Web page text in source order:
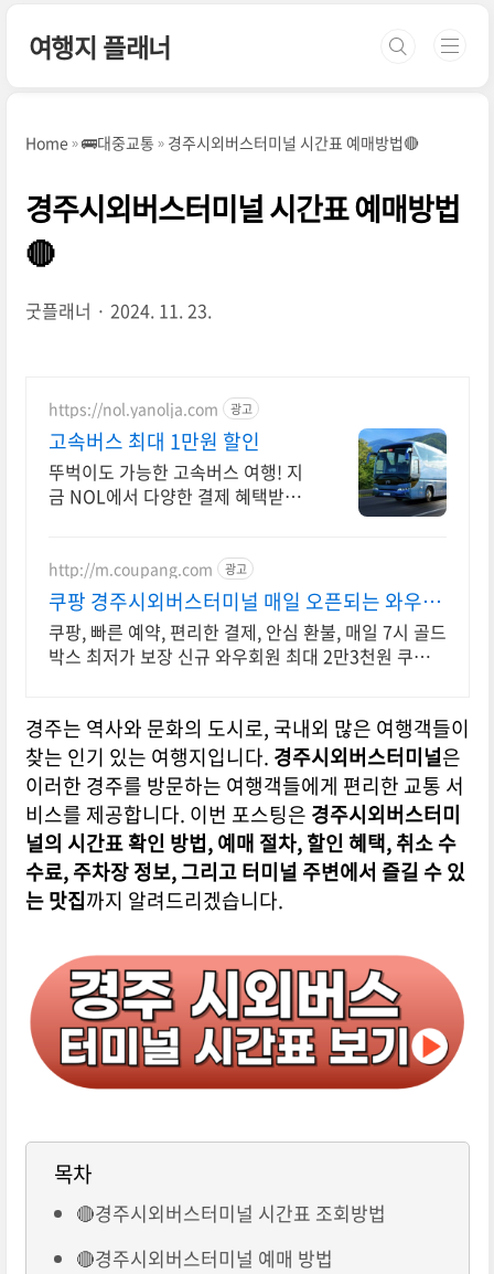
여행지 플래너
Home 🚌대중교통 경주시외버스터미널 시간표 예매방법🔴
경주시외버스터미널 시간표 예매방법
🔴
굿플래너 2024. 11. 23.
https://nol.yanolja.com 광고
고속버스 최대 1만원 할인
뚜벅이도 가능한 고속버스 여행! 지
금 NOL에서 다양한 결제 혜택받고
http://m.coupang.com 광고
쿠팡 경주시외버스터미널 매일 오픈되는 와우회
원 특가
쿠팡, 빠른 예약, 편리한 결제, 안심 환불, 매일 7시 골드
박스 최저가 보장 신규 와우회원 최대 2만3천원 쿠폰팩
경주는 역사와 문화의 도시로, 국내외 많은 여행객들이
찾는 인기 있는 여행지입니다. 경주시외버스터미널은
이러한 경주를 방문하는 여행객들에게 편리한 교통 서
비스를 제공합니다. 이번 포스팅은 경주시외버스터미
널의 시간표 확인 방법, 예매 절차, 할인 혜택, 취소 수
수료, 주차장 정보, 그리고 터미널 주변에서 즐길 수 있
는 맛집까지 알려드리겠습니다.
목차
🔴경주시외버스터미널 시간표 조회방법
🔴경주시외버스터미널 예매 방법